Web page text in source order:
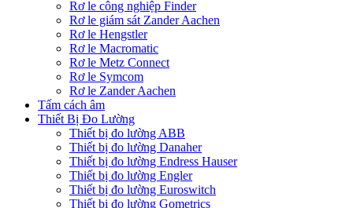
Rơ le công nghiệp Finder
Rơ le giám sát Zander Aachen
Rơ le Hengstler
Rơ le Macromatic
Rơ le Metz Connect
Rơ le Symcom
Rơ le Zander Aachen
Tấm cách âm
Thiết Bị Đo Lường
Thiết bị đo lường ABB
Thiết bị đo lường Danaher
Thiết bị đo lường Endress Hauser
Thiết bị đo lường Engler
Thiết bị đo lường Euroswitch
Thiết bị đo lường Gometrics